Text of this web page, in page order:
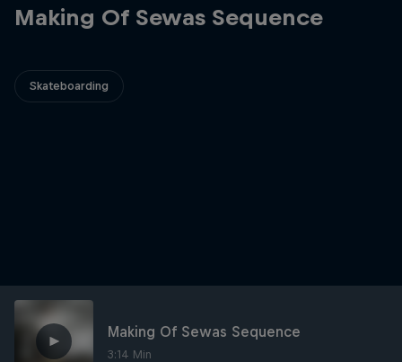
Making Of Sewas Sequence
Skateboarding
Making Of Sewas Sequence
3:14 Min